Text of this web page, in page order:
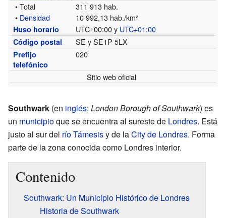
• Total
311 913 hab.
• Densidad 10 992,13 hab./km²
Huso horario UTC±00:00 y UTC+01:00
Código postal SE y SE1P 5LX
Prefijo
telefónico
020
Sitio web oficial
Southwark (en inglés: London Borough of Southwark) es
un municipioque se encuentra al sureste de Londres. Está
justo al sur del río Támesisy de laCity de Londres. Forma
parte de la zona conocida como Londres interior.
Contenido
Southwark: Un Municipio Histórico de Londres
Historia de Southwark